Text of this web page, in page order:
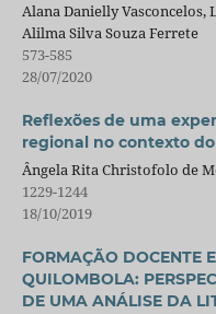
Alana Danielly Vasconcelos,
Alilma Silva Souza Ferrete
573-585
28/07/2020
Reflexões de uma
regional no contexto do
Ângela Rita Christofolo de
1229-1244
18/10/2019
FORMAÇÃO DOCENTE
QUILOMBOLA:
DE UMA ANÁLISE DA